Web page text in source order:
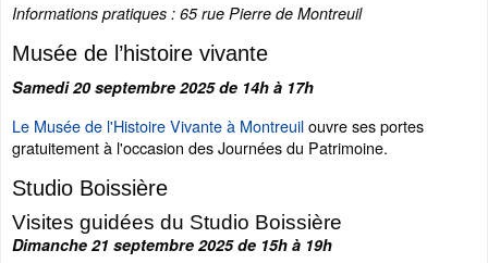
Informations pratiques : 65 rue Pierre de Montreuil
Musée de l’histoire vivante
Samedi 20 septembre 2025 de 14h à 17h
Le Musée de l'Histoire Vivante à Montreuilouvre ses portes
gratuitement à l'occasion des Journées du Patrimoine.
Studio Boissière
Visites guidées du Studio Boissière
Dimanche 21 septembre 2025 de 15h à 19h